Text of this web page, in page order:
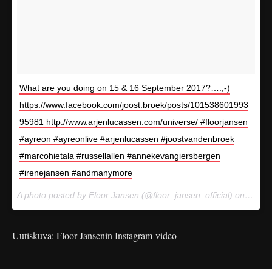
What are you doing on 15 & 16 September 2017?….;-)
https://www.facebook.com/joost.broek/posts/101538601993
95981 http://www.arjenlucassen.com/universe/ #floorjansen
#ayreon #ayreonlive #arjenlucassen #joostvandenbroek
#marcohietala #russellallen #annekevangiersbergen
#irenejansen #andmanymore
A photo posted by Floor Jansen (@floor_jansen_official) onNov
Uutiskuva: Floor Jansenin Instagram-video